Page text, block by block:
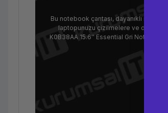
Bu notebook çantası, dayanıklı
laptopunuzu çizilmelere ve darbelere
K0B38AA 15.6'' Essential Gri Notebook